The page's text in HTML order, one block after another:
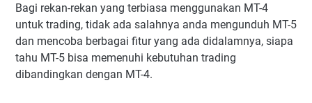
Bagi rekan-rekan yang terbiasa menggunakan MT-4
untuk trading, tidak ada salahnya anda mengunduh MT-5
dan mencoba berbagai fitur yang ada didalamnya, siapa
tahu MT-5 bisa memenuhi kebutuhan trading
dibandingkan dengan MT-4.